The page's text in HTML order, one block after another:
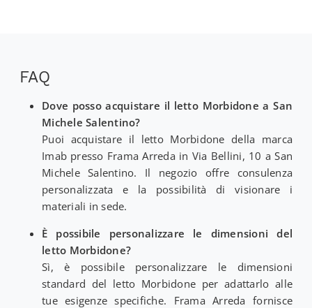
FAQ
Dove posso acquistare il letto Morbidone a San
Michele Salentino?
Puoi acquistare il letto Morbidone della marca
Imab presso Frama Arreda in Via Bellini, 10 a San
Michele Salentino. Il negozio offre consulenza
personalizzata e la possibilità di visionare i
materiali in sede.
È possibile personalizzare le dimensioni del
letto Morbidone?
Sì, è possibile personalizzare le dimensioni
standard del letto Morbidone per adattarlo alle
tue esigenze specifiche. Frama Arreda fornisce